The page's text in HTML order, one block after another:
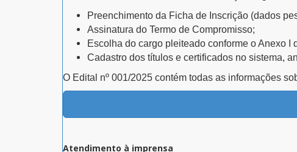
Preenchimento da Ficha de Inscrição (dados
Assinatura do Termo de Compromisso;
Escolha do cargo pleiteado conforme oAnexo I
Cadastro dos títulos e certificados no sistema,
O Edital nº 001/2025 contém todas as informações
Atendimento à imprensa